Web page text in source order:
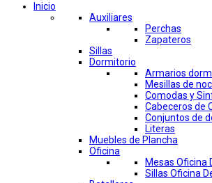
Inicio
Auxiliares
Perchas
Zapateros
Sillas
Dormitorio
Armarios
Mesillas de
Comodas y
Cabeceros de
Conjuntos de
Literas
Muebles de Plancha
Oficina
Mesas Oficina
Sillas Oficina